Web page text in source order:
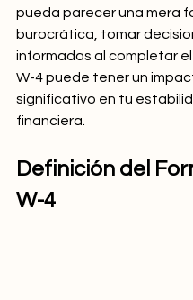
pueda parecer una mera
burocrática, tomar
informadas al completar el
W-4 puede tener un
significativo en tu
financiera.
Definición del
W-4